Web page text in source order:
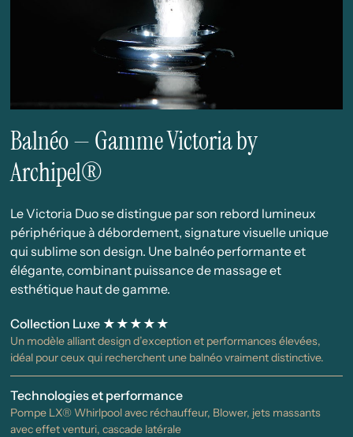
Balnéo — Gamme Victoria by
Archipel®
Le Victoria Duo se distingue par son rebord lumineux
périphérique à débordement, signature visuelle unique
qui sublime son design. Une balnéo performante et
élégante, combinant puissance de massage et
esthétique haut de gamme.
Collection Luxe ★★★★★
Un modèle alliant design d’exception et performances élevées,
idéal pour ceux qui recherchent une balnéo vraiment distinctive.
Technologies et performance
Pompe LX® Whirlpool avec réchauffeur, Blower, jets massants
avec effet venturi, cascade latérale